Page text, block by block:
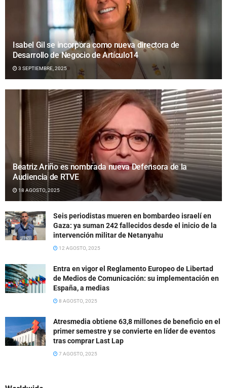
Isabel Gil se incorpora como nueva directora de
Desarrollo de Negocio de Artículo14
3 SEPTIEMBRE, 2025
Beatriz Ariño es nombrada nueva Defensora de la
Audiencia de RTVE
18 AGOSTO, 2025
Seis periodistas mueren en bombardeo israelí en
Gaza: ya suman 242 fallecidos desde el inicio de la
intervención militar de Netanyahu
12 AGOSTO, 2025
Entra en vigor el Reglamento Europeo de Libertad
de Medios de Comunicación: su implementación en
España, a medias
8 AGOSTO, 2025
Atresmedia obtiene 63,8 millones de beneficio en el
primer semestre y se convierte en líder de eventos
tras comprar Last Lap
7 AGOSTO, 2025